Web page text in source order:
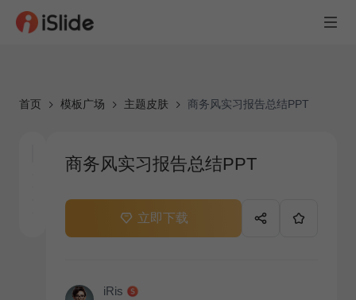
首页 模板广场 主题皮肤 商务风实习报告总结PPT
商务风实习报告总结PPT
立即下载
iRis